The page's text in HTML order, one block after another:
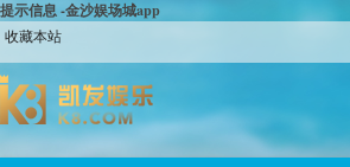
提示信息 -金沙娱场城app
收藏本站